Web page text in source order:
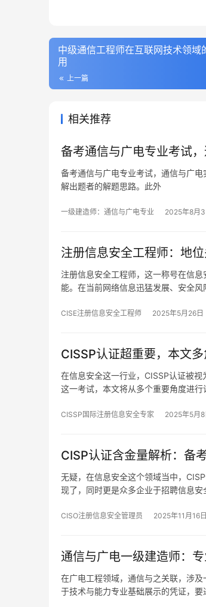
中级通信工程师在互联网技术领域
用
上一篇
相关推荐
备考通信与广电专业考试
备考通信与广电专业考试，通信与广
解出题者的解题思路。此外
一级建造师：通信与广电专业 2025年8月3
注册信息安全工程师：地
注册信息安全工程师，这一称号在信
能。在当前网络信息迅猛发展、安全
CISE注册信息安全工程师 2025年5月26日
CISSP认证超重要，本文
在信息安全这一行业，CISSP认证被
这一考试，本文将从多个重要角度进行
CISSP国际注册信息安全专家 2025年5月8
CISP认证含金量解析：备
无疑，在信息安全这个领域当中，
现了，同时更是众多企业于招聘信息安
CISO注册信息安全管理员 2025年11月16日
通信与广电一级建造师：
在广电工程领域，通信与之关联，涉
于技术与能力专业基础展示的凭证，